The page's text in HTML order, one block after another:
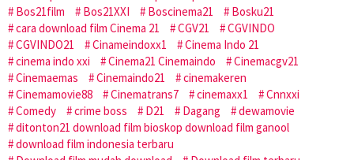
Bos21film
Bos21XXI Boscinema21
Bosku21
cara download film Cinema 21
CGV21
CGVINDO
CGVINDO21
Cinameindoxx1
Cinema Indo 21
cinema indo xxi
Cinema21 Cinemaindo
Cinemacgv21
Cinemaemas
Cinemaindo21
cinemakeren
Cinemamovie88
Cinematrans7 cinemaxx1
Cnnxxi
Comedy
crime boss D21 Dagang
dewamovie
ditonton21 download film bioskop download film ganool
download film indonesia terbaru